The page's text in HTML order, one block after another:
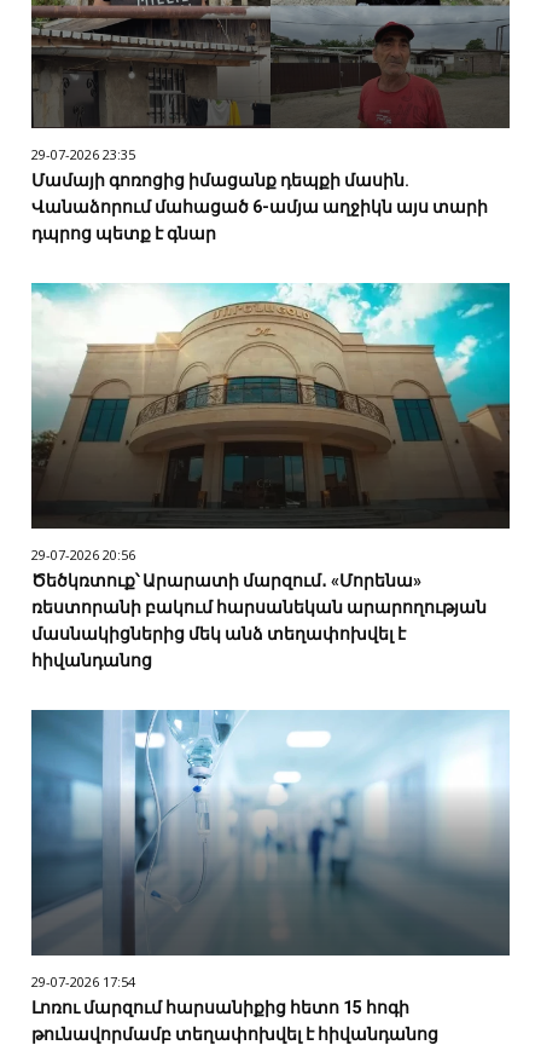
29-07-2026 23:35
Մամայի գոռոցից իմացանք դեպքի մասին.
Վանաձորում մահացած 6-ամյա աղջիկն այս տարի
դպրոց պետք է գնար
29-07-2026 20:56
Ծեծկռտուք՝ Արարատի մարզում․ «Մորենա»
ռեստորանի բակում հարսանեկան արարողության
մասնակիցներից մեկ անձ տեղափոխվել է
հիվանդանոց
29-07-2026 17:54
Լոռու մարզում հարսանիքից հետո 15 հոգի
թունավորմամբ տեղափոխվել է հիվանդանոց